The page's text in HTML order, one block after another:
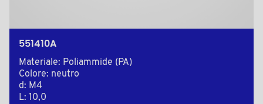
551410A
Materiale: Poliammide (PA)
Colore: neutro
d: M4
L: 10,0